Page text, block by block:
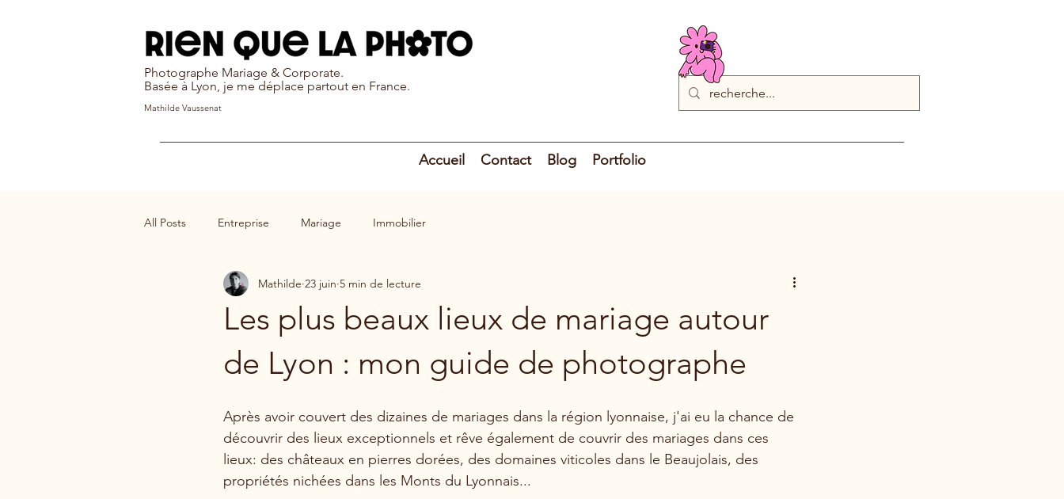
Photographe Mariage & Corporate.
Basée à Lyon, je me déplace partout en France.
Mathilde Vaussenat
Accueil Contact Blog Portfolio
All Posts Entreprise Mariage Immobilier
Les plus beaux lieux de mariage autour
de Lyon : mon guide de photographe
Mathilde 23 juin 5 min de lecture
Après avoir couvert des dizaines de mariages dans la région lyonnaise, j'ai eu la chance de
découvrir des lieux exceptionnels et rêve également de couvrir des mariages dans ces
lieux: des châteaux en pierres dorées, des domaines viticoles dans le Beaujolais, des
propriétés nichées dans les Monts du Lyonnais...